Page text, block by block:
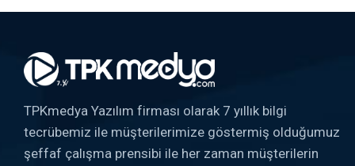
TPKmedya Yazılım firması olarak 7 yıllık bilgi
tecrübemiz ile müşterilerimize göstermiş olduğumuz
şeffaf çalışma prensibi ile her zaman müşterilerin